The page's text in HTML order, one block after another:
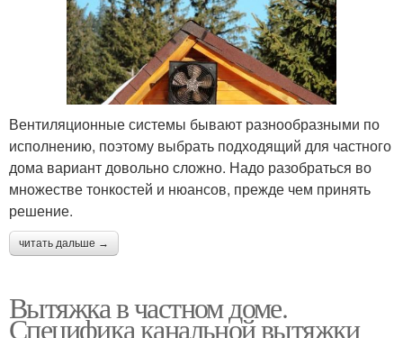
Вентиляционные системы бывают разнообразными по
исполнению, поэтому выбрать подходящий для частного
дома вариант довольно сложно. Надо разобраться во
множестве тонкостей и нюансов, прежде чем принять
решение.
читать дальше →
Вытяжка в частном доме.
Специфика канальной вытяжки